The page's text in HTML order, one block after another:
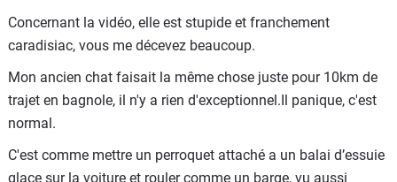
Concernant la vidéo, elle est stupide et franchement
caradisiac, vous me décevez beaucoup.
Mon ancien chat faisait la même chose juste pour 10km de
trajet en bagnole, il n'y a rien d'exceptionnel.Il panique, c'est
normal.
C'est comme mettre un perroquet attaché a un balai d’essuie
glace sur la voiture et rouler comme un barge, vu aussi